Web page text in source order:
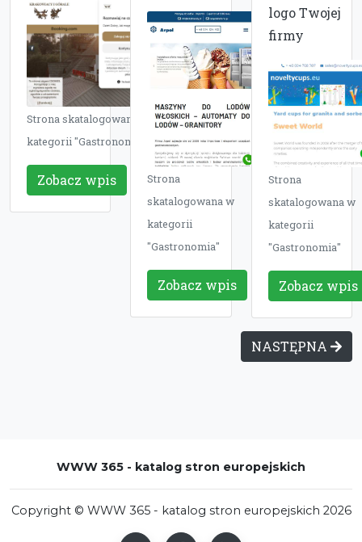
Strona skatalogowana w
kategorii "Gastronomia"
Zobacz wpis
Strona
skatalogowana w
kategorii
"Gastronomia"
Zobacz wpis
logo Twojej
firmy
Strona
skatalogowana w
kategorii
"Gastronomia"
Zobacz wpis
NASTĘPNA
WWW 365 - katalog stron europejskich
Copyright © WWW 365 - katalog stron europejskich 2026